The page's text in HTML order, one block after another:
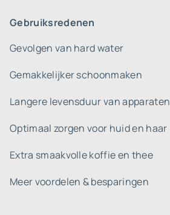
Gebruiksredenen
Gevolgen van hard water
Gemakkelijker schoonmaken
Langere levensduur van apparaten
Optimaal zorgen voor huid en haar
Extra smaakvolle koffie en thee
Meer voordelen & besparingen